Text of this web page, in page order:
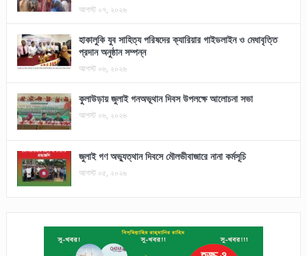
আগস্ট ০৭, ২০২৬
হাকালুকি যুব সাহিত্য পরিষদের ক্যারিয়ার গাইডলাইন ও মেধাবৃত্তি
প্রদান অনুষ্ঠান সম্পন্ন
আগস্ট ০৬, ২০২৬
কুলাউড়ায় জুলাই গনঅভূথান দিবস উপলক্ষে আলোচনা সভা
আগস্ট ০৬, ২০২৬
জুলাই গণ অভ্যুত্থান দিবসে মৌলভীবাজারে নানা কর্মসূচি
আগস্ট ০৫, ২০২৬